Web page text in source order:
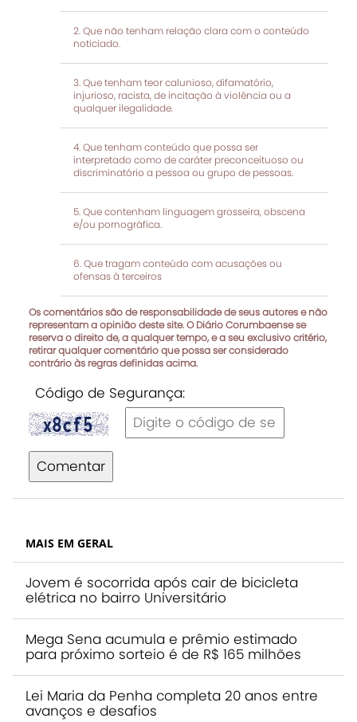
Que não tenham relação clara com o conteúdo
noticiado.
Que tenham teor calunioso, difamatório,
injurioso, racista, de incitação à violência ou a
qualquer ilegalidade.
Que tenham conteúdo que possa ser
interpretado como de caráter preconceituoso ou
discriminatório a pessoa ou grupo de pessoas.
Que contenham linguagem grosseira, obscena
e/ou pornográfica.
Que tragam conteúdo com acusações ou
ofensas à terceiros
Os comentários são de responsabilidade de seus autores e não
representam a opinião deste site. O Diário Corumbaense se
reserva o direito de, a qualquer tempo, e a seu exclusivo critério,
retirar qualquer comentário que possa ser considerado
contrário às regras definidas acima.
Código de Segurança:
Comentar
MAIS EM GERAL
Jovem é socorrida após cair de bicicleta
elétrica no bairro Universitário
Mega Sena acumula e prêmio estimado
para próximo sorteio é de R$ 165 milhões
Lei Maria da Penha completa 20 anos entre
avanços e desafios